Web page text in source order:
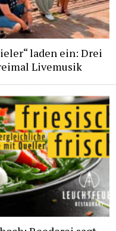
laden ein: Drei
Livemusik